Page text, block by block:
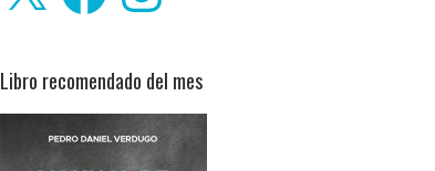
Libro recomendado del mes